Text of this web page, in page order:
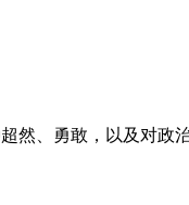
然、勇敢，以及对政